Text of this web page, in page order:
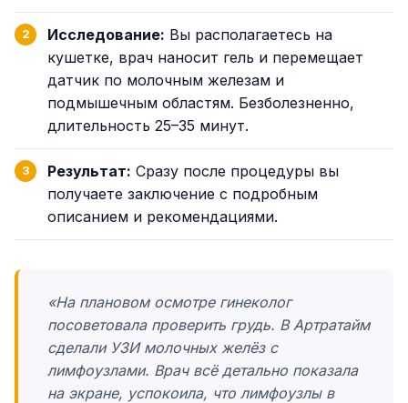
Исследование: Вы располагаетесь на
кушетке, врач наносит гель и перемещает
датчик по молочным железам и
подмышечным областям. Безболезненно,
длительность 25–35 минут.
Результат: Сразу после процедуры вы
получаете заключение с подробным
описанием и рекомендациями.
«На плановом осмотре гинеколог
посоветовала проверить грудь. В Артратайм
сделали УЗИ молочных желёз с
лимфоузлами. Врач всё детально показала
на экране, успокоила, что лимфоузлы в